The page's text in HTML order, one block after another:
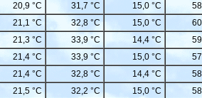
20,9 °C 31,7 °C 15,0 °C
21,1 °C 32,8 °C 15,0 °C
21,3 °C 33,9 °C 14,4 °C
21,4 °C 33,9 °C 15,0 °C
21,4 °C 32,8 °C 14,4 °C
21,5 °C 32,2 °C 15,0 °C